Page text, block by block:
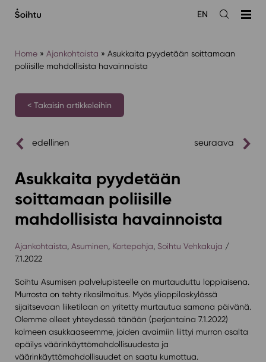
sisältöön
Avaa
EN
Home» Ajankohtaista » Asukkaita pyydetään soittamaan
poliisille mahdollisista havainnoista
< Takaisin artikkeleihin
edellinen seuraava
Asukkaita pyydetään
soittamaan poliisille
mahdollisista havainnoista
Ajankohtaista Asuminen Kortepohja Soihtu Vehkakuja /
7.1.2022
Soihtu Asumisen palvelupisteelle on murtauduttu loppiaisena.
Murrosta on tehty rikosilmoitus. Myös ylioppilaskylässä
sijaitsevaan liiketilaan on yritetty murtautua samana päivänä.
Olemme olleet yhteydessä tänään (perjantaina 7.1.2022)
kolmeen asukkaaseemme, joiden avaimiin liittyi murron osalta
epäilys väärinkäyttömahdollisuudesta ja
väärinkäyttömahdollisuudet on saatu kumottua.